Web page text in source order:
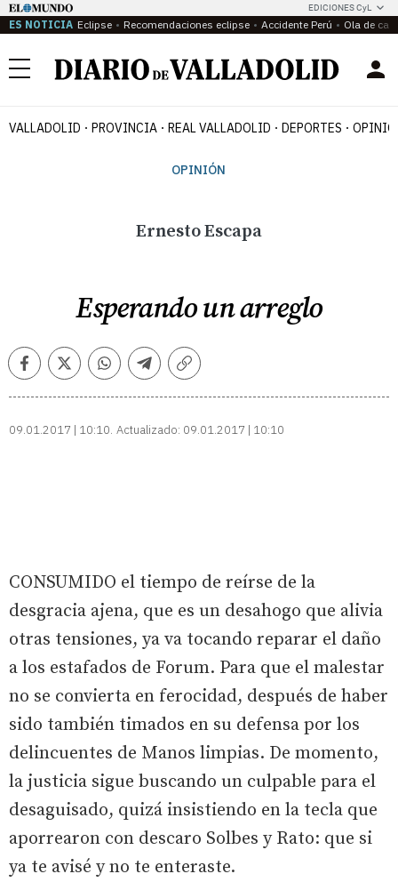
EDICIONES CyL
ES NOTICIA Eclipse Recomendaciones eclipse Accidente Perú Ola de
Menú
VALLADOLID PROVINCIA REAL VALLADOLID DEPORTES
OPINIÓN
Ernesto Escapa
Esperando un arreglo
FacebookTwitterWhatsappTelegramCopiar
09.01.2017 | 10:10 Actualizado: 09.01.2017 | 10:10
CONSUMIDO el tiempo de reírse de la
desgracia ajena, que es un desahogo que alivia
otras tensiones, ya va tocando reparar el daño
a los estafados de Forum. Para que el malestar
no se convierta en ferocidad, después de haber
sido también timados en su defensa por los
delincuentes de Manos limpias. De momento,
la justicia sigue buscando un culpable para el
desaguisado, quizá insistiendo en la tecla que
aporrearon con descaro Solbes y Rato: que si
ya te avisé y no te enteraste.